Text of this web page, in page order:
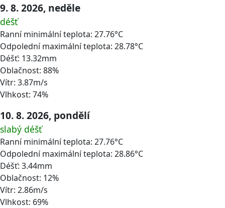
9. 8. 2026, neděle
déšť
Ranní minimální teplota: 27.76°C
Odpolední maximální teplota: 28.78°C
Déšť: 13.32mm
Oblačnost: 88%
Vítr: 3.87m/s
Vlhkost: 74%
10. 8. 2026, pondělí
slabý déšť
Ranní minimální teplota: 27.76°C
Odpolední maximální teplota: 28.86°C
Déšť: 3.44mm
Oblačnost: 12%
Vítr: 2.86m/s
Vlhkost: 69%